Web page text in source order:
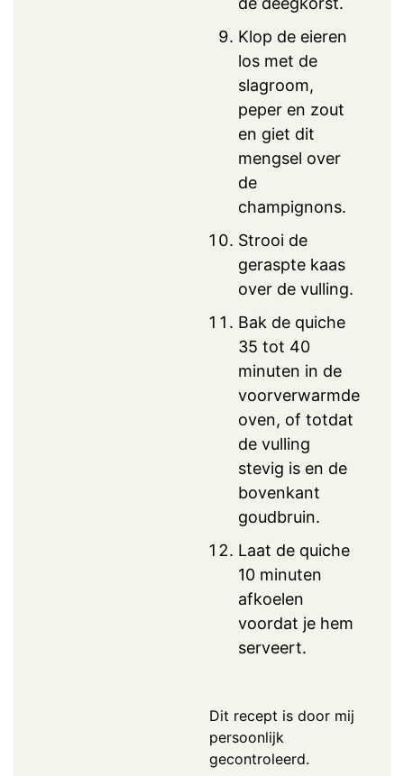
Klop de eieren
los met de
slagroom,
peper en zout
en giet dit
mengsel over
de
champignons.
Strooi de
geraspte kaas
over de vulling.
Bak de quiche
35 tot 40
minuten in de
voorverwarmde
oven, of totdat
de vulling
stevig is en de
bovenkant
goudbruin.
Laat de quiche
10 minuten
afkoelen
voordat je hem
serveert.
Dit recept is door mij
persoonlijk
gecontroleerd.